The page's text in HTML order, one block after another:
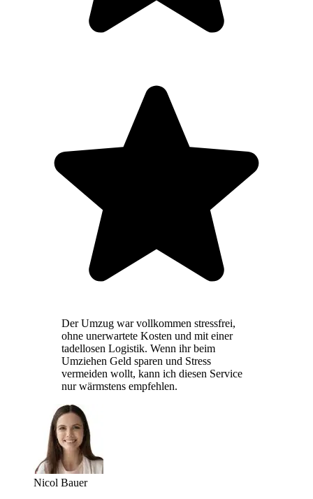
Der Umzug war vollkommen stressfrei,
ohne unerwartete Kosten und mit einer
tadellosen Logistik. Wenn ihr beim
Umziehen Geld sparen und Stress
vermeiden wollt, kann ich diesen Service
nur wärmstens empfehlen.
Nicol Bauer